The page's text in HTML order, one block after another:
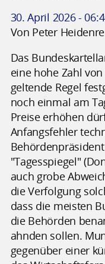
30. April 2026 -
Von Peter
Das
eine hohe Zahl
geltende Regel
noch einmal am
Preise erhöhen
Anfangsfehler
"Tagesspiegel"
auch grobe
die Verfolgung
dass die meisten
die Behörden
ahnden sollen.
gegenüber einer